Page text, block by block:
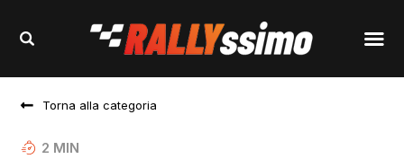
Torna alla categoria
2 MIN